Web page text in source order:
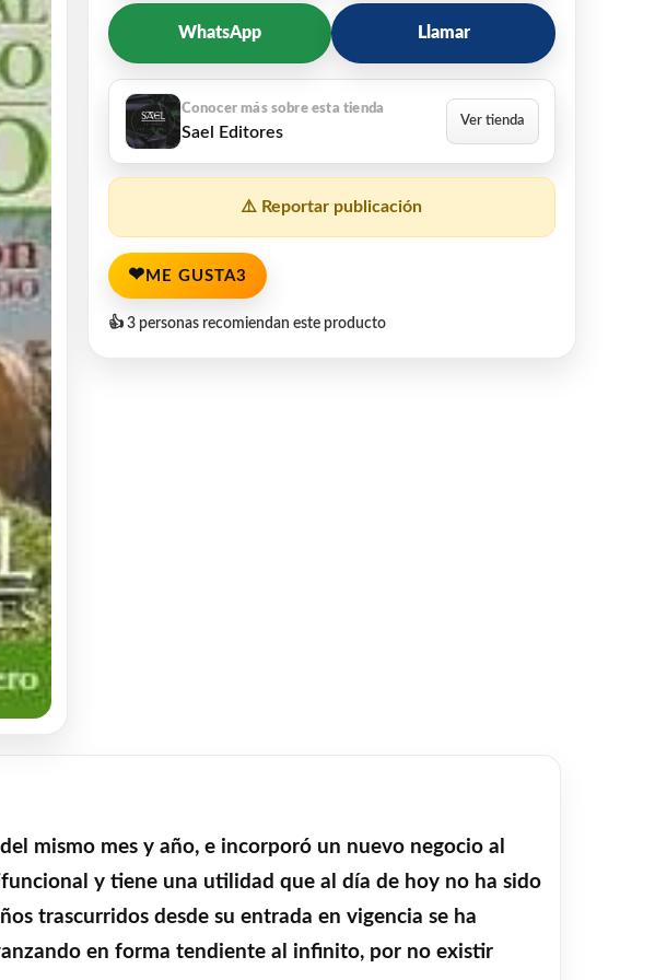
WhatsApp Llamar
Sael Editores
⚠️ Reportar publicación
❤ ME GUSTA3
👍 3 personas recomiendan este producto
mismo mes y año, e incorporó un nuevo negocio al
y tiene una utilidad que al día de hoy no ha sido
trascurridos desde su entrada en vigencia se ha
en forma tendiente al infinito, por no existir